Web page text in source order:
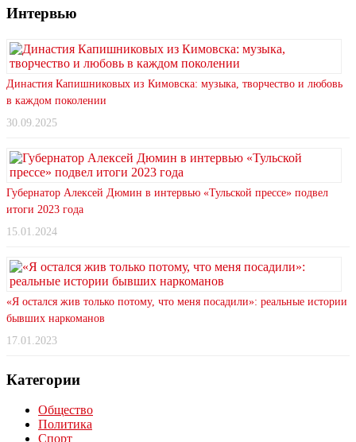
Интервью
Династия Капишниковых из Кимовска: музыка, творчество и любовь
в каждом поколении
30.09.2025
Губернатор Алексей Дюмин в интервью «Тульской прессе» подвел
итоги 2023 года
15.01.2024
«Я остался жив только потому, что меня посадили»: реальные истории
бывших наркоманов
17.01.2023
Категории
Общество
Политика
Спорт